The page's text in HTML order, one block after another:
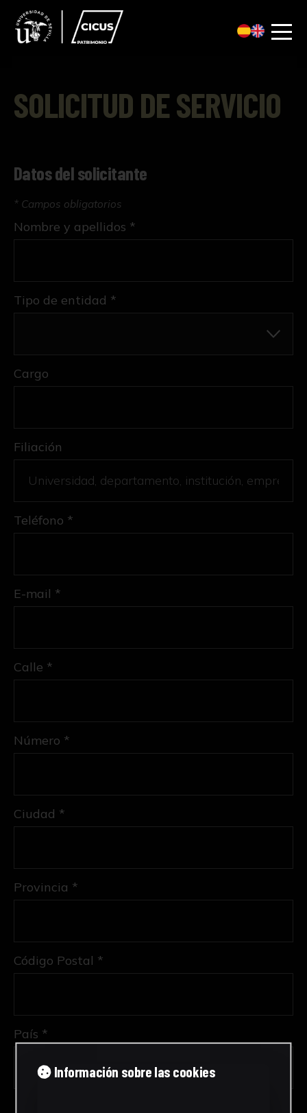
SOLICITUD DE SERVICIO
Datos del solicitante
* Campos obligatorios
Tipo de entidad *
Nombre y apellidos *
Cargo
Filiación
Teléfono *
E-mail *
Calle *
Número *
Ciudad *
Provincia *
Código Postal *
País *
Información sobre las cookies